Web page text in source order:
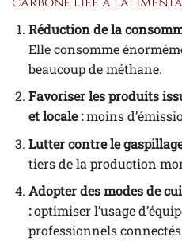
Réduction de la
Elle consomme
beaucoup de méthane.
Favoriser les produits
et locale :moins
Lutter contre le
tiers de la production
Adopter des modes de
:optimiser l’usage
professionnels